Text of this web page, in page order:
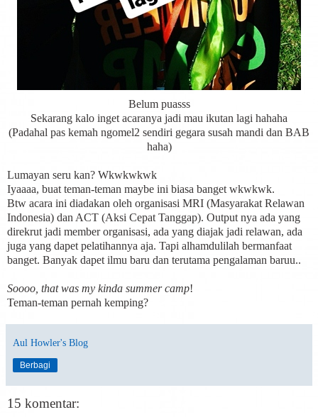
Belum puasss
Sekarang kalo inget acaranya jadi mau ikutan lagi hahaha
(Padahal pas kemah ngomel2 sendiri gegara susah mandi dan BAB
haha)
Lumayan seru kan? Wkwkwkwk
Iyaaaa, buat teman-teman maybe ini biasa banget wkwkwk.
Btw acara ini diadakan oleh organisasi MRI (Masyarakat Relawan
Indonesia) dan ACT (Aksi Cepat Tanggap). Output nya ada yang
direkrut jadi member organisasi, ada yang diajak jadi relawan, ada
juga yang dapet pelatihannya aja. Tapi alhamdulilah bermanfaat
banget. Banyak dapet ilmu baru dan terutama pengalaman baruu..
Soooo, that was my kinda summer camp!
Teman-teman pernah kemping?
Aul Howler's Blog
Berbagi
15 komentar: